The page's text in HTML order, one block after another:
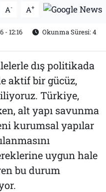
A- A+
- 12:16
Okunma Süresi: 4
dış politikada
aktif bir gücüz,
Türkiye,
alt yapı savunma
kurumsal yapılar
uygun hale
bu durum